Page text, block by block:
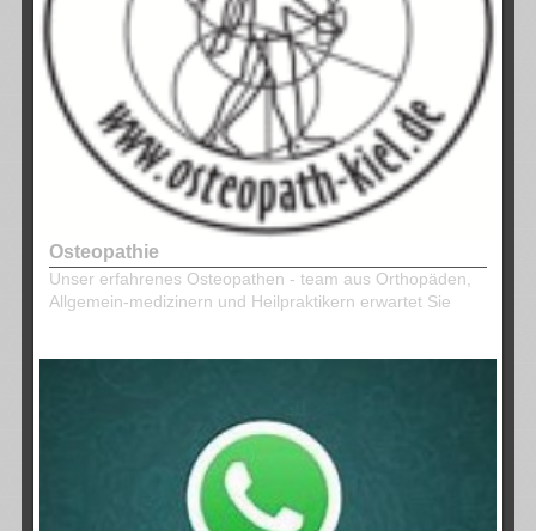
Osteopathie
Unser erfahrenes Osteopathen - team aus Orthopäden,
Allgemein-medizinern und Heilpraktikern erwartet Sie